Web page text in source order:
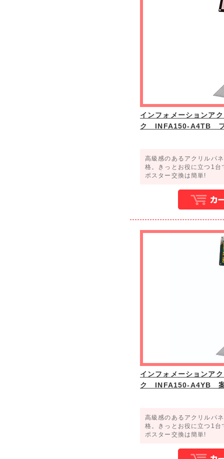
インフォメーションア
ク INFA150-A4TB フ
高級感のあるアクリルパ
格。きっとお役に立つ1台
ポスター交換は簡単!
インフォメーションア
ク INFA150-A4YB
高級感のあるアクリルパ
格。きっとお役に立つ1台
ポスター交換は簡単!